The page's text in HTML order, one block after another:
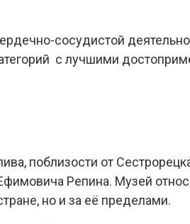
сосудистой
с лучшими
поблизости от
Репина. Музей
но и за её пределами.